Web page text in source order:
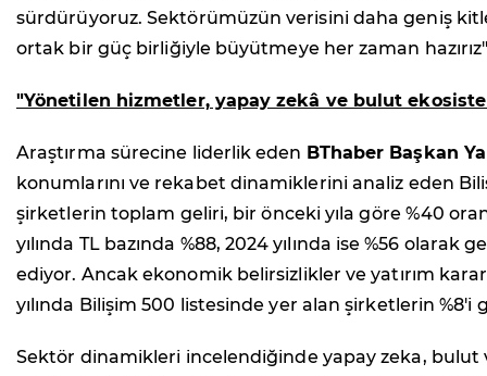
sürdürüyoruz. Sektörümüzün verisini daha geniş
ortak bir güç birliğiyle büyütmeye her zaman
"Yönetilen hizmetler, yapay zekâ ve bulut
Araştırma sürecine liderlik eden BThaber Başkan
konumlarını ve rekabet dinamiklerini analiz eden
şirketlerin toplam geliri, bir önceki yıla göre %40
yılında TL bazında %88, 2024 yılında ise %56
ediyor. Ancak ekonomik belirsizlikler ve yatırım
yılında Bilişim 500 listesinde yer alan şirketlerin %8'i
Sektör dinamikleri incelendiğinde yapay zeka,